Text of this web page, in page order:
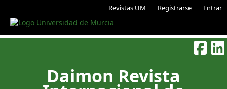
Revistas UM Registrarse Entrar
Daimon Revista